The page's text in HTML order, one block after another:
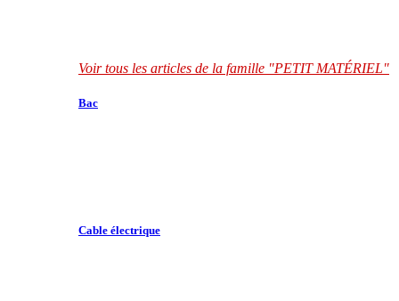
Voir tous les articles de la famille "PETIT MATÉRIEL"
Bac
Cable électrique